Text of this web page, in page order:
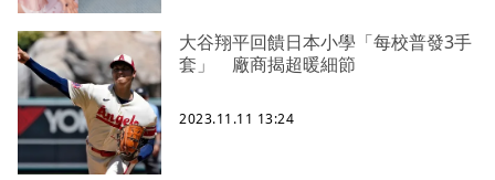
大谷翔平回饋日本小學「每校普發3手
套」 廠商揭超暖細節
2023.11.11 13:24